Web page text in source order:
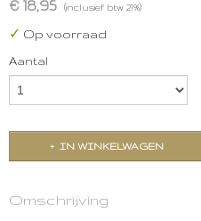
€ 18,95 (inclusief btw 21%)
✓ Op voorraad
Aantal
IN WINKELWAGEN
Omschrijving